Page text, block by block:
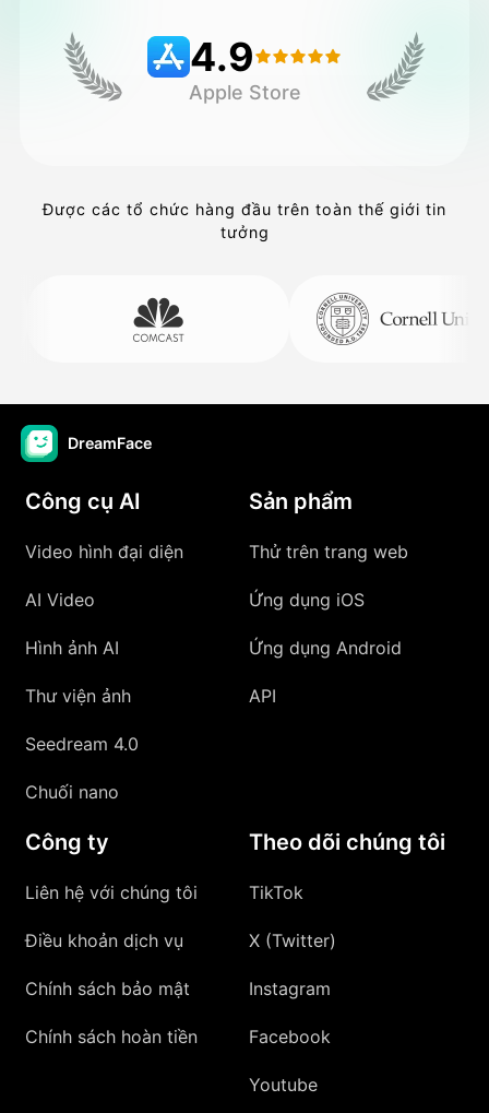
4.9
Apple Store
Được các tổ chức hàng đầu trên toàn thế giới tin
tưởng
DreamFace
Công cụ AI
Video hình đại diện
AI Video
Hình ảnh AI
Thư viện ảnh
Seedream 4.0
Chuối nano
Sản phẩm
Thử trên trang web
Ứng dụng iOS
Ứng dụng Android
API
Công ty
Liên hệ với chúng tôi
Điều khoản dịch vụ
Chính sách bảo mật
Chính sách hoàn tiền
Theo dõi chúng tôi
TikTok
X (Twitter)
Instagram
Facebook
Youtube